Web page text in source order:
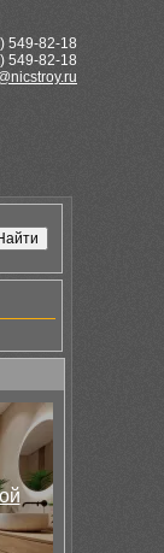
) 549-82-18
549-82-18